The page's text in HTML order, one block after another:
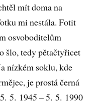
mít doma na
mi nestála. Fotit
osvoboditelům
šlo, tedy pětačtyřicet
nízkém soklu, kde
je prostá černá
5. 1945 – 5. 5. 1990